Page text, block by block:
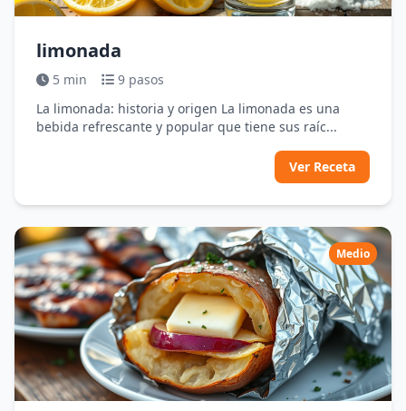
limonada
5 min
9 pasos
La limonada: historia y origen La limonada es una
bebida refrescante y popular que tiene sus raíc...
Ver Receta
Medio